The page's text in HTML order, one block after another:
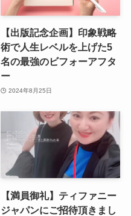
【出版記念企画】印象戦略
術で人生レベルを上げた5
名の最強のビフォーアフタ
ー
2024年8月25日
【満員御礼】ティファニー
ジャパンにご招待頂きまし